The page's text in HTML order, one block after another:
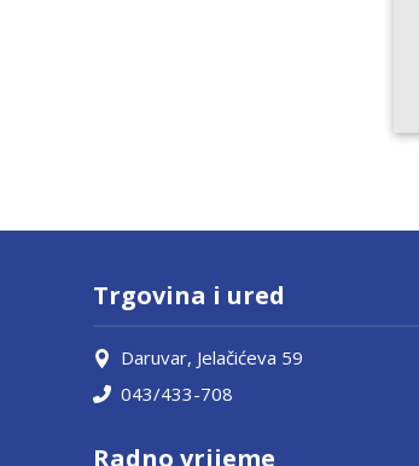
Trgovina i ured
Daruvar, Jelačićeva 59
043/433-708
Radno vrijeme